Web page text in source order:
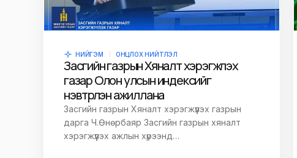
НИЙГЭМ ОНЦЛОХ НИЙТЛЭЛ
Засгийн газрын Хяналт хэрэгжүүлэх
газар Олон улсын индексийг
нэвтрүүлэн ажиллана
Засгийн газрын Хяналт хэрэгжүүлэх газрын
дарга Ч.Өнөрбаяр Засгийн газрын хяналт
хэрэгжүүлэх ажлын хүрээнд…